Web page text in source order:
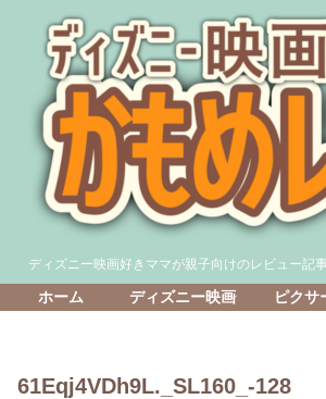
ディズニー映画好きママが親子向けのレビュー記
ホーム ディズニー映画 ピクサ
61Eqj4VDh9L._SL160_-128